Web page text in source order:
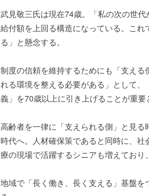
武見敬三氏は現在74歳。「私の次の世
給付額を上回る構造になっている。こ
る」と懸念する。
制度の信頼を維持するためにも「支え
れる環境を整える必要がある」として
義」を70歳以上に引き上げることが重要
高齢者を一律に「支えられる側」と見
時代へ。人材確保策であると同時に、
療の現場で活躍するシニアも増えてお
地域で「長く働き、長く支える」基盤